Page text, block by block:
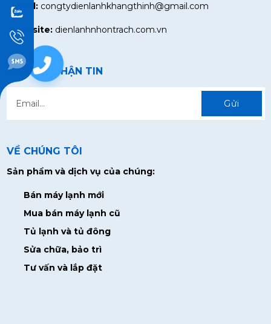
Email:congtydienlanhkhangthinh@gmail.com
Website:dienlanhnhontrach.com.vn
ĐĂNG KÍ NHẬN TIN
Gửi
VỀ CHÚNG TÔI
Sản phẩm và dịch vụ của chúng:
Bán máy lạnh mới
Mua bán máy lạnh cũ
Tủ lạnh và tủ đông
Sửa chữa, bảo trì
Tư vấn và lắp đặt
0938928715